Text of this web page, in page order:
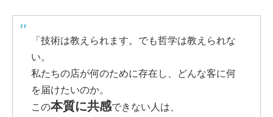
「技術は教えられます。でも哲学は教えられな
い。
私たちの店が何のために存在し、どんな客に何
を届けたいのか。
この本質に共感できない人は、